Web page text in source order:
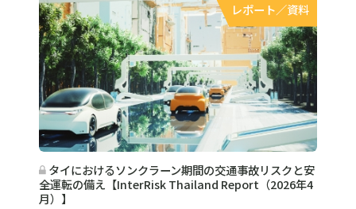
レポート／資料
タイにおけるソンクラーン期間の交通事故リスクと安
全運転の備え【InterRisk Thailand Report（2026年4
月）】